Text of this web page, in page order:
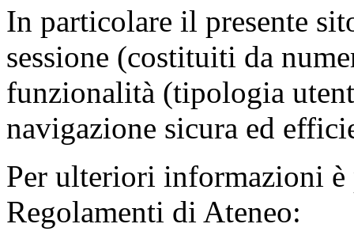
In particolare il presente
sessione (costituiti da
funzionalità (tipologia
navigazione sicura ed
Per ulteriori informazioni è
Regolamenti di Ateneo: